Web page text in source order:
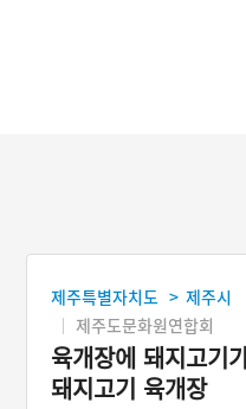
제주특별자치도 > 제주시
제주도문화원연합회
육개장에 돼지고기
돼지고기 육개장